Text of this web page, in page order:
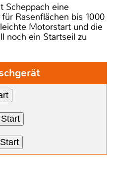
Scheppach eine
Rasenflächen bis 1000
Motorstart und die
noch ein Startseil zu
Start
Start